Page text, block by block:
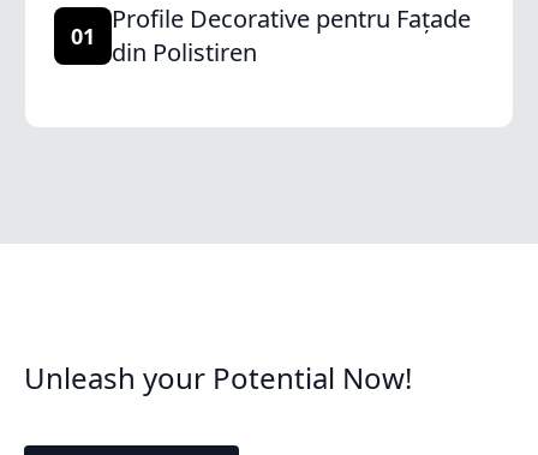
01
Profile Decorative pentru Fațade
din Polistiren
Unleash your Potential Now!